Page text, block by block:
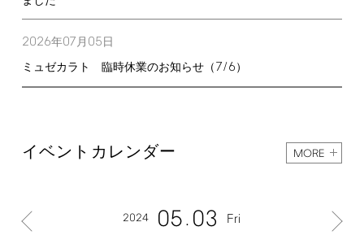
2026年07月 05日
ミュゼカラト 臨時休業のお知らせ（7/6）
イベントカレンダー MORE
2024 05 03 Fri